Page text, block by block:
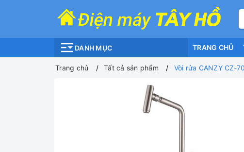
DANH MỤC TRANG CHỦ
Trang chủ Tất cả sản phẩm Vòi rửa CANZY CZ-